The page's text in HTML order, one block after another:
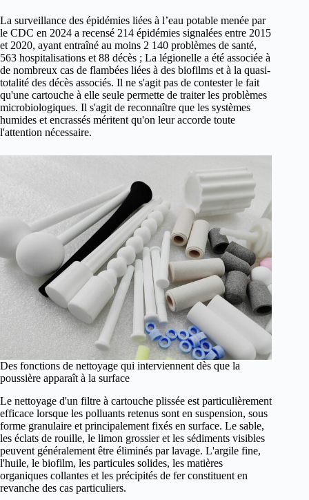
La surveillance des épidémies liées à l’eau potable menée par
le CDC en 2024 a recensé 214 épidémies signalées entre 2015
et 2020, ayant entraîné au moins 2 140 problèmes de santé,
563 hospitalisations et 88 décès ; La légionelle a été associée à
de nombreux cas de flambées liées à des biofilms et à la quasi-
totalité des décès associés. Il ne s'agit pas de contester le fait
qu'une cartouche à elle seule permette de traiter les problèmes
microbiologiques. Il s'agit de reconnaître que les systèmes
humides et encrassés méritent qu'on leur accorde toute
l'attention nécessaire.
Des fonctions de nettoyage qui interviennent dès que la
poussière apparaît à la surface
Le nettoyage d'un filtre à cartouche plissée est particulièrement
efficace lorsque les polluants retenus sont en suspension, sous
forme granulaire et principalement fixés en surface. Le sable,
les éclats de rouille, le limon grossier et les sédiments visibles
peuvent généralement être éliminés par lavage. L'argile fine,
l'huile, le biofilm, les particules solides, les matières
organiques collantes et les précipités de fer constituent en
revanche des cas particuliers.